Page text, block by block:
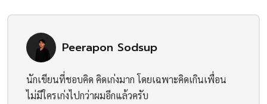
Peerapon Sodsup
นักเขียนที่ชอบคิด คิดเก่งมาก โดยเฉพาะคิดเกินเพื่อน
ไม่มีใครเก่งไปกว่าผมอีกแล้วครับ